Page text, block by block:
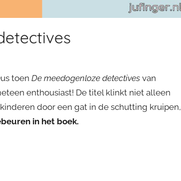
toen De meedogenloze detectives van
enthousiast! De titel klinkt niet alleen
door een gat in de schutting kruipen,
in het boek.